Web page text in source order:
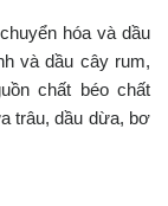
hóa và dầu
và dầu cây rum,
chất béo chất
trâu, dầu dừa, bơ